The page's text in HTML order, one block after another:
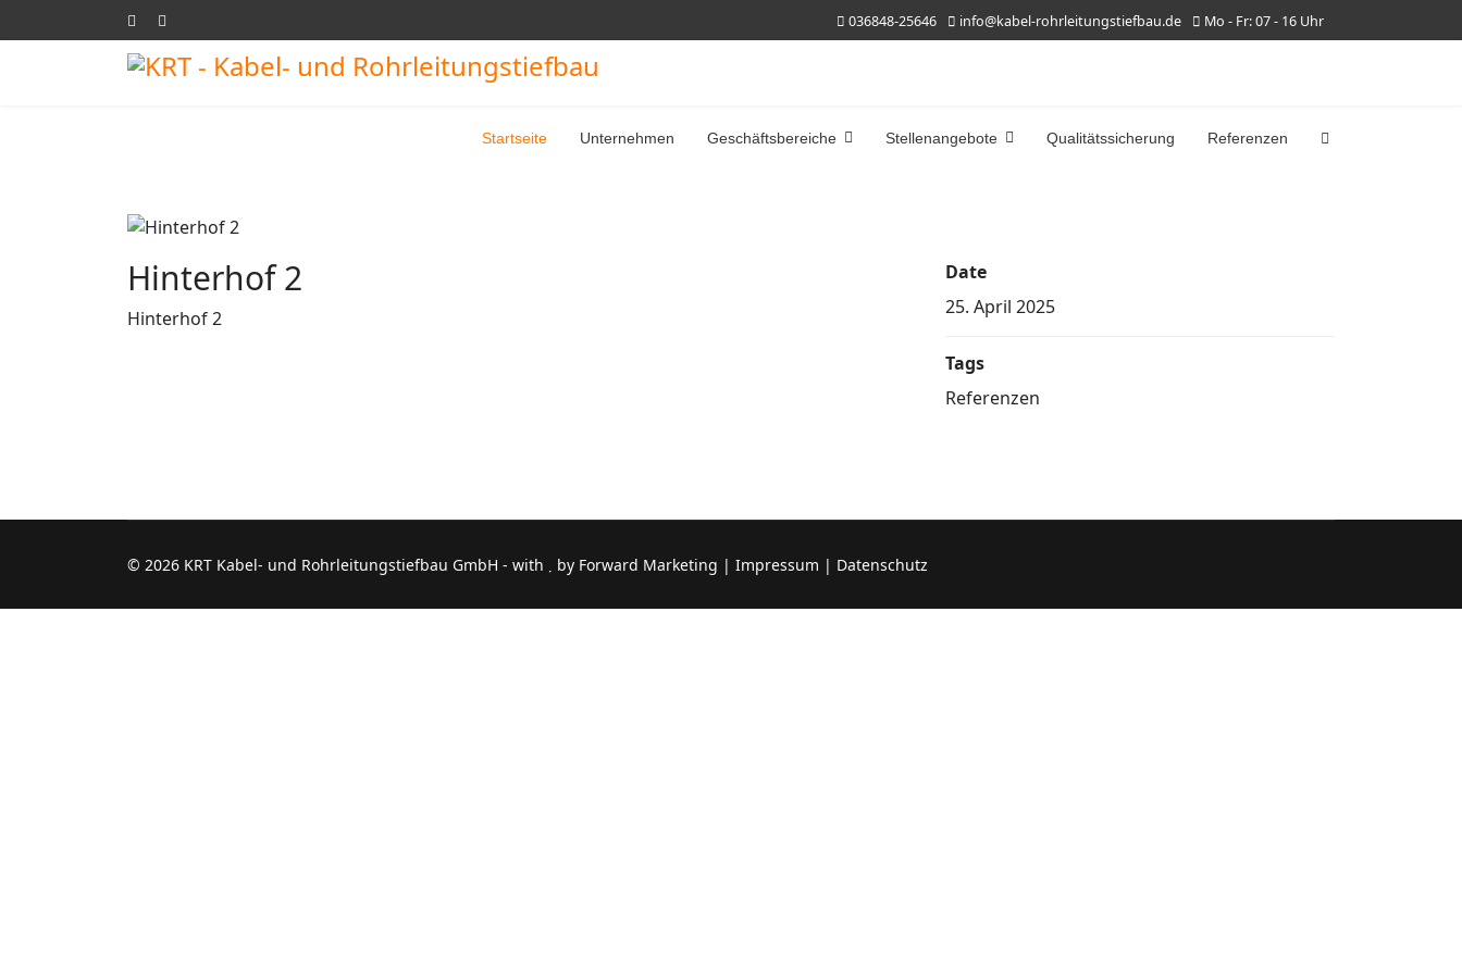
036848-25646 info@kabel-rohrleitungstiefbau.de Mo - Fr: 07 - 16 Uhr
Startseite Unternehmen Geschäftsbereiche Stellenangebote Qualitätssicherung Referenzen
Hinterhof 2
Hinterhof 2
Date
25. April 2025
Tags
Referenzen
© 2026 KRT Kabel- und Rohrleitungstiefbau GmbH - with by Forward Marketing | Impressum | Datenschutz